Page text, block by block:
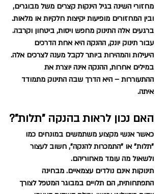
מחזורי השינה בגיל הינקות קצרים משל מבוגרים,
ובין המחזורים מופיעות יקיצות חלקיות או מלאות.
ברגעים אלה התינוק מחפש ויסות, ביטחון וקרבה.
עבור תינוק יונק, ההנקה היא אחת הדרכים
היעילות והמהירות ביותר לקבל מענה לצרכים אלה.
במילים אחרות, ההנקה אינה יוצרת את
ההתעוררות – היא הדרך שבה התינוק מתמודד
איתה.
האם נכון לראות בהנקה "תלות"?
כאשר אנשי מקצוע משתמשים במונחים כמו
"תלות" או "התמכרות להנקה", חשוב לעצור
ולשאול מה עומד מאחוריהם.
תינוקות אינם נולדים עצמאיים. מבחינה
התפתחותית, הם תלויים במבוגר המטפל לצורך